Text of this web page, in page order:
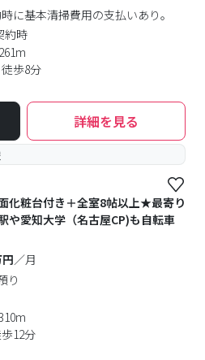
実した、安心して暮らせる学生マ
に基本清掃費用の支払いあり。
約時
歩8分
詳細を見る
化粧台付き＋全室8帖以上★最寄り
や愛知大学（名古屋CP)も自転車
／月
り
12分